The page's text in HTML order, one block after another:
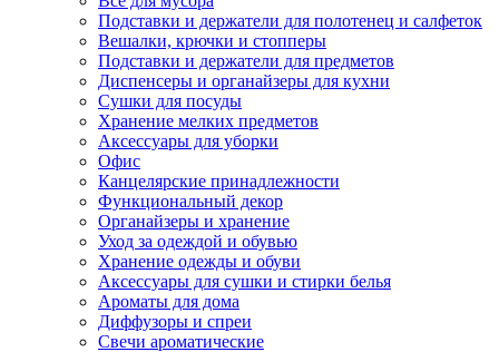
Подставки и держатели для полотенец и салфеток
Вешалки, крючки и стопперы
Подставки и держатели для предметов
Диспенсеры и органайзеры для кухни
Сушки для посуды
Хранение мелких предметов
Аксессуары для уборки
Офис
Канцелярские принадлежности
Функциональный декор
Органайзеры и хранение
Уход за одеждой и обувью
Хранение одежды и обуви
Аксессуары для сушки и стирки белья
Ароматы для дома
Диффузоры и спреи
Свечи ароматические